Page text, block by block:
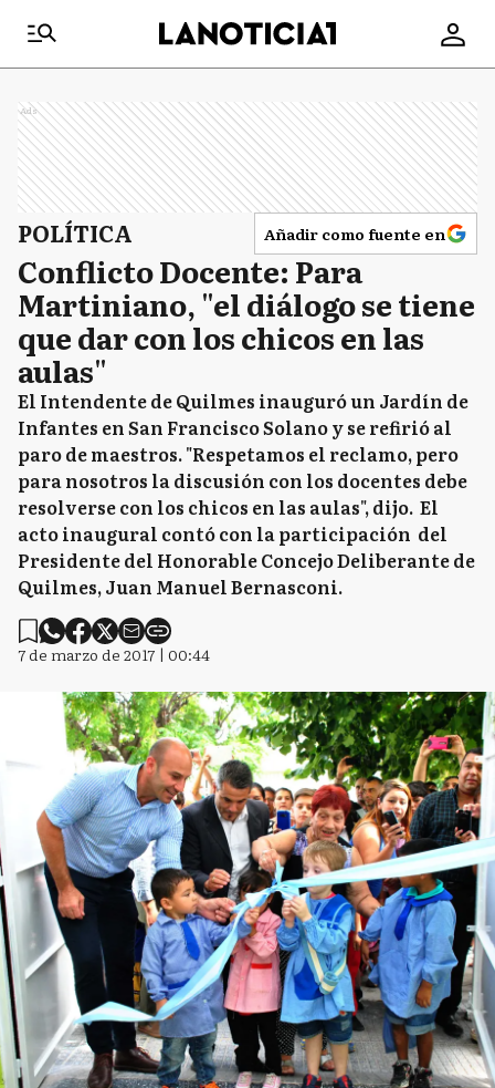
Ads
POLÍTICA Añadir como fuente en
Conflicto Docente: Para
Martiniano, "el diálogo se tiene
que dar con los chicos en las
aulas"
El Intendente de Quilmes inauguró un Jardín de
Infantes en San Francisco Solano y se refirió al
paro de maestros. "Respetamos el reclamo, pero
para nosotros la discusión con los docentes debe
resolverse con los chicos en las aulas", dijo. El
acto inaugural contó con la participación del
Presidente del Honorable Concejo Deliberante de
Quilmes, Juan Manuel Bernasconi.
7 de marzo de 2017 | 00:44